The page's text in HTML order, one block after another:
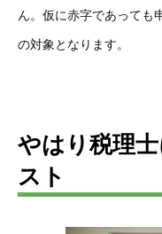
ん。仮に赤字であっても
の対象となります。
やはり税理
スト